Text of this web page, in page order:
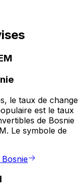
le taux de change
est le taux
de Bosnie
Le symbole de